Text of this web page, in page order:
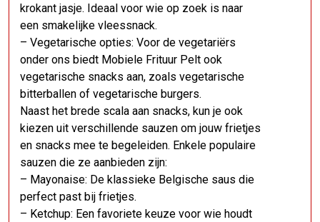
krokant jasje. Ideaal voor wie op zoek is naar
een smakelijke vleessnack.
– Vegetarische opties: Voor de vegetariërs
onder ons biedt Mobiele Frituur Pelt ook
vegetarische snacks aan, zoals vegetarische
bitterballen of vegetarische burgers.
Naast het brede scala aan snacks, kun je ook
kiezen uit verschillende sauzen om jouw frietjes
en snacks mee te begeleiden. Enkele populaire
sauzen die ze aanbieden zijn:
– Mayonaise: De klassieke Belgische saus die
perfect past bij frietjes.
– Ketchup: Een favoriete keuze voor wie houdt